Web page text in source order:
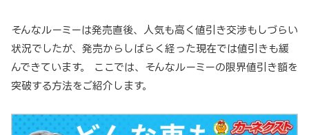
そんなルーミーは発売直後、人気も高く値引き交渉もしづらい
状況でしたが、発売からしばらく経った現在では値引きも緩
んできています。 ここでは、そんなルーミーの限界値引き額を
突破する方法をご紹介します。